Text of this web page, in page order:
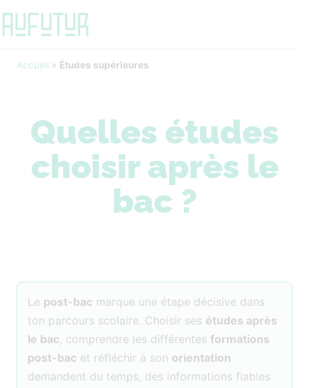
Accueil » Études supérieures
Quelles études
choisir après le
bac ?
Le post-bac marque une étape décisive dans
ton parcours scolaire. Choisir ses études après
le bac, comprendre les différentes formations
post-bac et réfléchir à son orientation
demandent du temps, des informations fiables